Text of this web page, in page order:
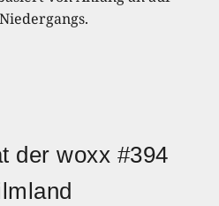
der woxx #394